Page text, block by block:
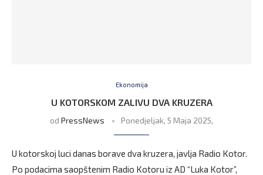
Ekonomija
U KOTORSKOM ZALIVU DVA KRUZERA
od PressNews Ponedjeljak, 5 Maja 2025,
U kotorskoj luci danas borave dva kruzera, javlja Radio Kotor.
Po podacima saopštenim Radio Kotoru iz AD “Luka Kotor”,